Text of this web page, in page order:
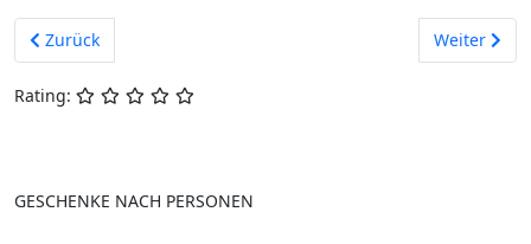
Vorheriger Beitrag: Die Polizei Quitscheente
Zurück Nächster
Weiter
Rating:
GESCHENKE NACH PERSONEN